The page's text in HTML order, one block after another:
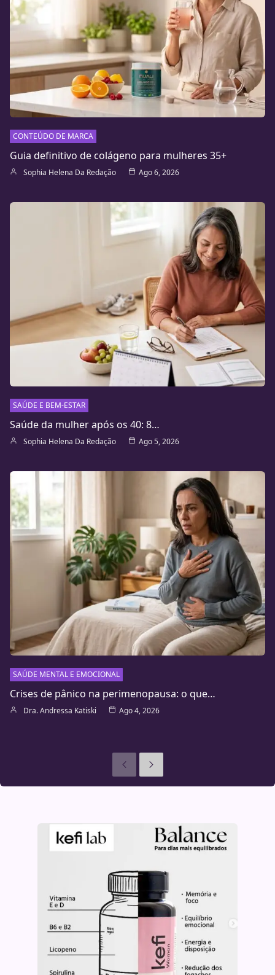
CONTEÚDO DE MARCA
Guia definitivo de colágeno para mulheres 35+
Sophia Helena Da Redação Ago 6, 2026
SAÚDE E BEM-ESTAR
Saúde da mulher após os 40: 8…
Sophia Helena Da Redação Ago 5, 2026
SAÚDE MENTAL E EMOCIONAL
Crises de pânico na perimenopausa: o que…
Dra. Andressa Katiski Ago 4, 2026
AnterioresSeguinte